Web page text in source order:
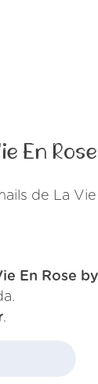
En
de La
En Rose
.